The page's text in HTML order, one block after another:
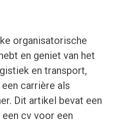
organisatorische
en geniet van het
en transport,
carrière als
Dit artikel bevat een
cv voor een